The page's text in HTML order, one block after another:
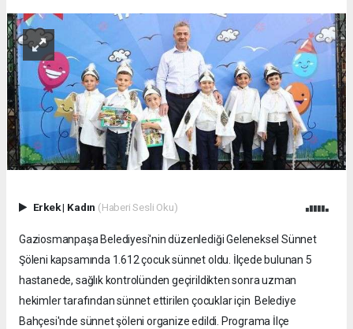
Erkek| Kadın (Haberi Sesli Oku)
Gaziosmanpaşa Belediyesi'nin düzenlediği Geleneksel Sünnet
Şöleni kapsamında 1.612 çocuk sünnet oldu. İlçede bulunan 5
hastanede, sağlık kontrolünden geçirildikten sonra uzman
hekimler tarafından sünnet ettirilen çocuklar için Belediye
Bahçesi'nde sünnet şöleni organize edildi. Programa İlçe